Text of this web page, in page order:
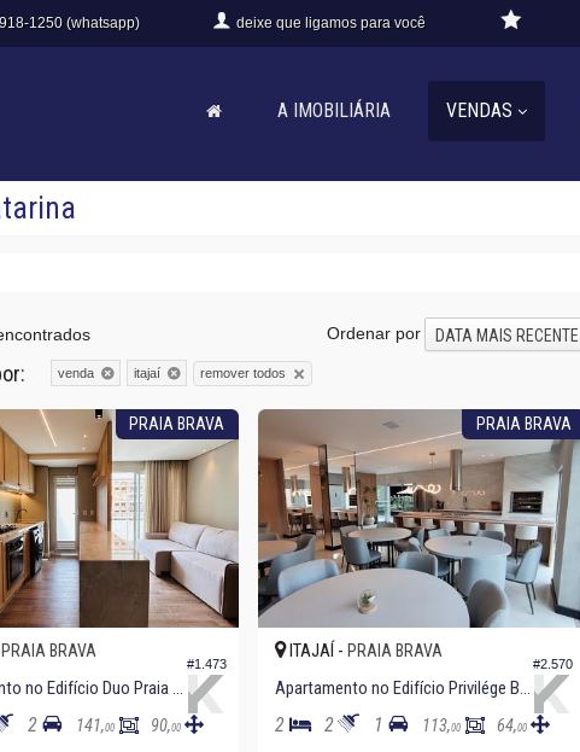
1250 (whatsapp) deixe que ligamos para você
A IMOBILIÁRIA VENDAS
Ordenar por DATA MAIS RECENTE
venda itajaí remover todos
PRAIA BRAVA
#1.473
PRAIA BRAVA
Apartamento no Edifício Duo Praia Brava
2 141,00 90,00
PRAIA BRAVA
#2.570
ITAJAÍ - PRAIA BRAVA
Apartamento no Edifício Privilége Brava
2 2 1 113,00 64,00